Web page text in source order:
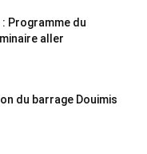
Programme du
aller
du barrage Douimis